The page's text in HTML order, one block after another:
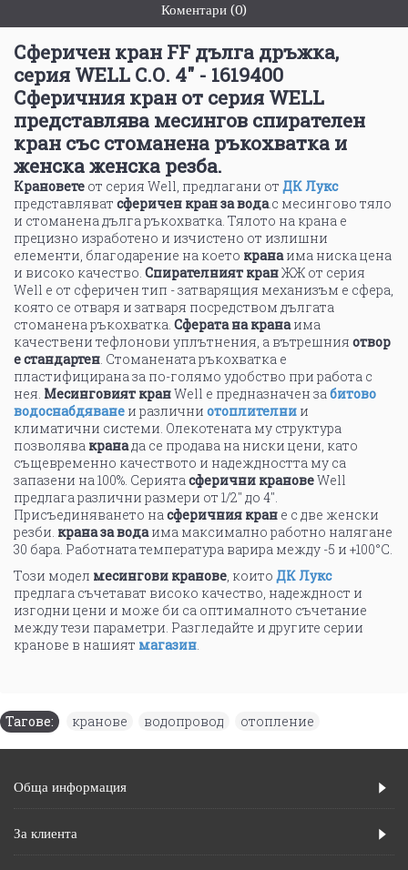
Коментари (0)
Сферичен кран FF дълга дръжка,
серия WELL С.О. 4" - 1619400
Сферичния кран от серия WELL
представлява месингов спирателен
кран със стоманена ръкохватка и
женска женска резба.
Крановете от серия Well, предлагани от ДК Лукс
представляват сферичен кран за вода.с месингово тяло
и стоманена дълга ръкохватка. Тялото на крана е
прецизно изработено и изчистено от излишни
елементи, благодарение на което кранаима ниска цена
и високо качество. Спирателният кранЖЖ от серия
Well е от сферичен тип - затварящия механизъм е сфера,
която се отваря и затваря посредством дългата
стоманена ръкохватка. Сферата на кранаима
качествени тефлонови уплътнения, а вътрешния отвор
е стандартен . Стоманената ръкохватка е
пластифицирана за по-голямо удобство при работа с
нея. Месинговият кранWell е предназначен за битово
водоснабдяване и различни отоплителни и
климатични системи. Олекотената му структура
позволява кранада се продава на ниски цени, като
същевременно качеството и надеждността му са
запазени на 100%. Серията сферични крановеWell
предлага различни размери от 1/2" до 4".
Присъединяването на сферичния кран е с две женски
резби. крана за водаима максимално работно налягане
30 бара. Работната температура варира между -5 и +100°C.
Този модел месингови кранове , които ДК Лукс
предлага съчетават високо качество, надеждност и
изгодни цени и може би са оптималното съчетание
между тези параметри. Разгледайте и другите серии
кранове в нашият магазин
Тагове: кранове водопровод отопление
Обща информация
За клиента